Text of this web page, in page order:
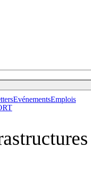
EvénementsEmplois